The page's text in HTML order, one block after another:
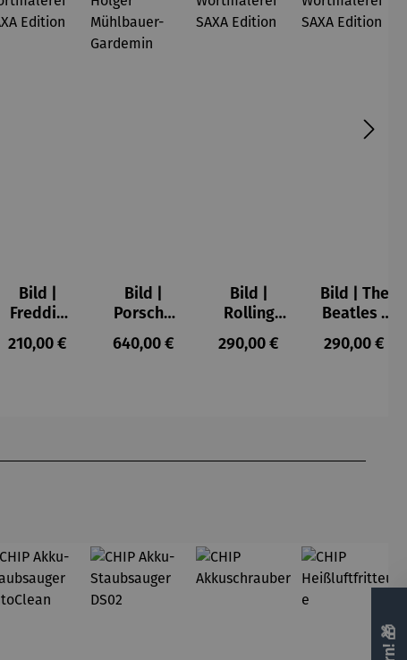
Bild |
Freddie
Mercury -
Wortmale
Regulärer Preis:
210,00 €
Bild |
Porsche
911 (2023)
– Holger
Regulärer Preis:
640,00 €
Bild |
Rolling
Stones -
Wortmale
Regulärer Preis:
290,00 €
Bild | The
Beatles -
Wortmale
rei SAXA
Regulärer
290,00 €